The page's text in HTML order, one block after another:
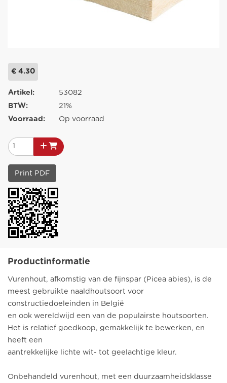
€ 4.30
Artikel:
53082
BTW:
21%
Voorraad:
Op voorraad
Print PDF
Productinformatie
Vurenhout, afkomstig van de fijnspar (Picea abies), is de
meest gebruikte naaldhoutsoort voor
constructiedoeleinden in België
en ook wereldwijd een van de populairste houtsoorten.
Het is relatief goedkoop, gemakkelijk te bewerken, en
heeft een
aantrekkelijke lichte wit- tot geelachtige kleur.
Onbehandeld vurenhout, met een duurzaamheidsklasse